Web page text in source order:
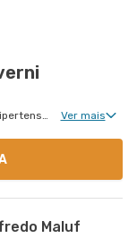
Cardiologia Clinica, Risco Cirúrgico, Pós Covid, Hipertensão Arterial Refratária, Doença Coronariana, Tratamento de Miocardiopatia Ver mais
Maluf